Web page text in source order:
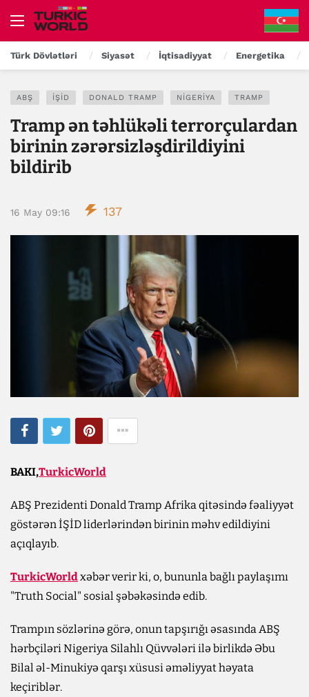
Türk Dövlətləri Siyasət İqtisadiyyat Energetika
ABŞ İŞİD DONALD TRAMP NIGERIYA TRAMP
Tramp ən təhlükəli terrorçulardan
birinin zərərsizləşdirildiyini
bildirib
16 May 09:16 137
BAKI,TurkicWorld
ABŞ Prezidenti Donald Tramp Afrika qitəsində fəaliyyət
göstərən İŞİD liderlərindən birinin məhv edildiyini
açıqlayıb.
TurkicWorldxəbər verir ki, o, bununla bağlı paylaşımı
"Truth Social" sosial şəbəkəsində edib.
Trampın sözlərinə görə, onun tapşırığı əsasında ABŞ
hərbçiləri Nigeriya Silahlı Qüvvələri ilə birlikdə Əbu
Bilal əl-Minukiyə qarşı xüsusi əməliyyat həyata
keçiriblər.